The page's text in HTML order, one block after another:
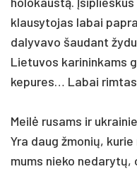
klausytojas labai
dalyvavo šaudant
Lietuvos karininkams
kepures… Labai
Meilė rusams ir
Yra daug žmonių,
mums nieko